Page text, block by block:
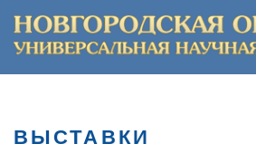
ВЫСТАВКИ